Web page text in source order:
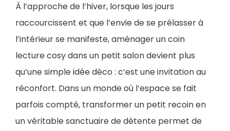
À l’approche de l’hiver, lorsque les jours
raccourcissent et que l’envie de se prélasser à
l’intérieur se manifeste, aménager un coin
lecture cosy dans un petit salon devient plus
qu’une simple idée déco : c’est une invitation au
réconfort. Dans un monde où l’espace se fait
parfois compté, transformer un petit recoin en
un véritable sanctuaire de détente permet de